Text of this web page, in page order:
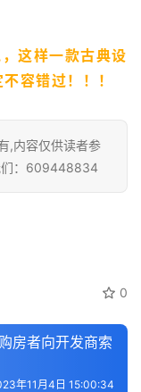
这样一款古典设
容错过！！！
,内容仅供读者参
们：609448834
0
房者向开发商索
年11月4日 15:00:34